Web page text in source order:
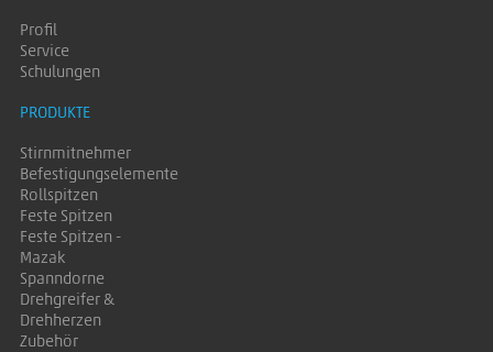
Profil
Service
Schulungen
PRODUKTE
Stirnmitnehmer
Befestigungselemente
Rollspitzen
Feste Spitzen
Feste Spitzen -
Mazak
Spanndorne
Drehgreifer &
Drehherzen
Zubehör